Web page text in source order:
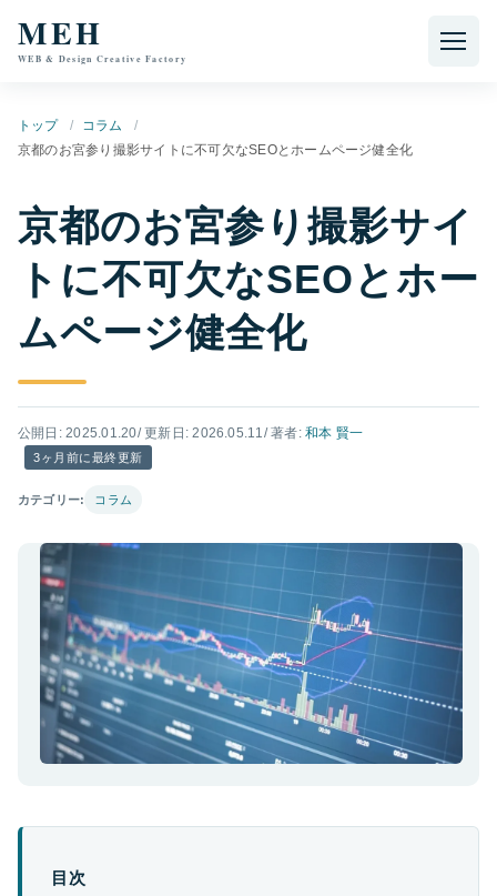
MEH
WEB & Design Creative Factory
トップ
コラム
京都のお宮参り撮影サイトに不可欠なSEOとホームページ健全化
京都のお宮参り撮影サイ
トに不可欠なSEOとホー
ムページ健全化
公開日: 2025.01.20/ 更新日: 2026.05.11/ 著者:和本 賢一
3ヶ月前に最終更新
カテゴリー: コラム
目次